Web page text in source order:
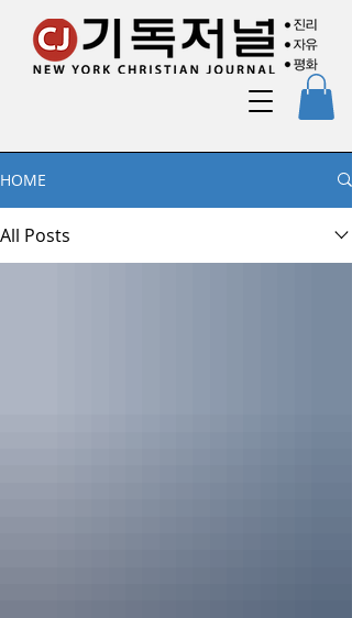
HOME
All Posts